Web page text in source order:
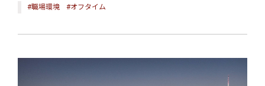
#職場環境 #オフタイム